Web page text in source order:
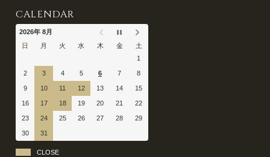
CALENDAR
2026年 8月
日
月 火 水 木 金
土
1
2 3 4 5 6 7 8
9 10 11 12 13 14 15
16 17 18 19 20 21 22
23 24 25 26 27 28 29
30 31
CLOSE